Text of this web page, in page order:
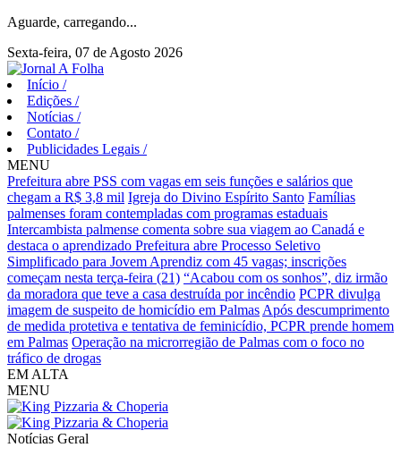
Aguarde, carregando...
Sexta-feira, 07 de Agosto 2026
Início /
Edições /
Notícias /
Contato /
Publicidades Legais /
MENU
Prefeitura abre PSS com vagas em seis funções e salários que
chegam a R$ 3,8 mil Igreja do Divino Espírito Santo Famílias
palmenses foram contempladas com programas estaduais
Intercambista palmense comenta sobre sua viagem ao Canadá e
destaca o aprendizado Prefeitura abre Processo Seletivo
Simplificado para Jovem Aprendiz com 45 vagas; inscrições
começam nesta terça-feira (21) “Acabou com os sonhos”, diz irmão
da moradora que teve a casa destruída por incêndio PCPR divulga
imagem de suspeito de homicídio em Palmas Após descumprimento
de medida protetiva e tentativa de feminicídio, PCPR prende homem
em Palmas Operação na microrregião de Palmas com o foco no
tráfico de drogas
EM ALTA
MENU
Notícias Geral